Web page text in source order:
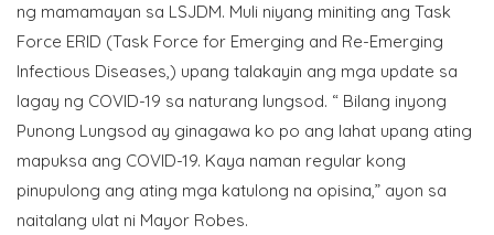
ng mamamayan sa LSJDM. Muli niyang miniting ang Task
Force ERID (Task Force for Emerging and Re-Emerging
Infectious Diseases,) upang talakayin ang mga update sa
lagay ng COVID-19 sa naturang lungsod. “ Bilang inyong
Punong Lungsod ay ginagawa ko po ang lahat upang ating
mapuksa ang COVID-19. Kaya naman regular kong
pinupulong ang ating mga katulong na opisina,” ayon sa
naitalang ulat ni Mayor Robes.